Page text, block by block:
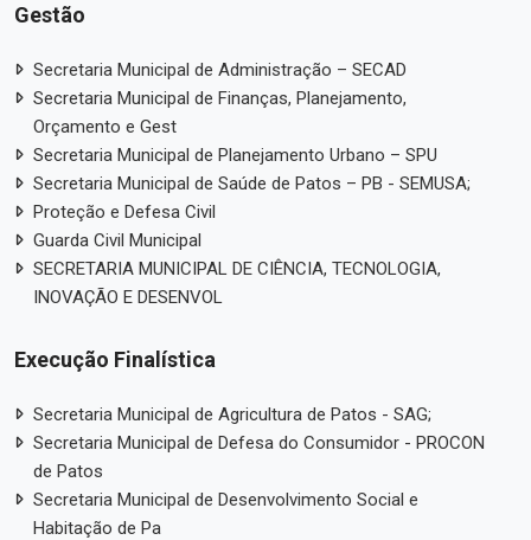
Gestão
Secretaria Municipal de Administração – SECAD
Secretaria Municipal de Finanças, Planejamento,
Orçamento e Gest
Secretaria Municipal de Planejamento Urbano – SPU
Secretaria Municipal de Saúde de Patos – PB - SEMUSA;
Proteção e Defesa Civil
Guarda Civil Municipal
SECRETARIA MUNICIPAL DE CIÊNCIA, TECNOLOGIA,
INOVAÇÃO E DESENVOL
Execução Finalística
Secretaria Municipal de Agricultura de Patos - SAG;
Secretaria Municipal de Defesa do Consumidor - PROCON
de Patos
Secretaria Municipal de Desenvolvimento Social e
Habitação de Pa